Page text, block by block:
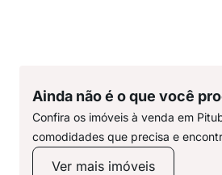
Ainda não é o que você
Confira os imóveis à venda em
comodidades que precisa e
Ver mais imóveis